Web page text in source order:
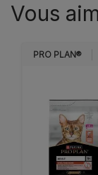
Vous
PRO PLAN®